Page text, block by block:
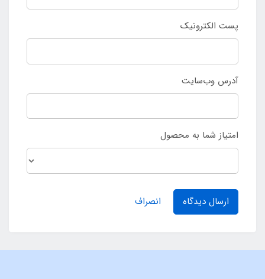
پست الکترونیک
آدرس وب‌سایت
امتیاز شما به محصول
ارسال دیدگاه انصراف